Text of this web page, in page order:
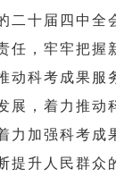
二十届四中全
任，牢牢把握
动科考成果服
展，着力推动
力加强科考成
提升人民群众